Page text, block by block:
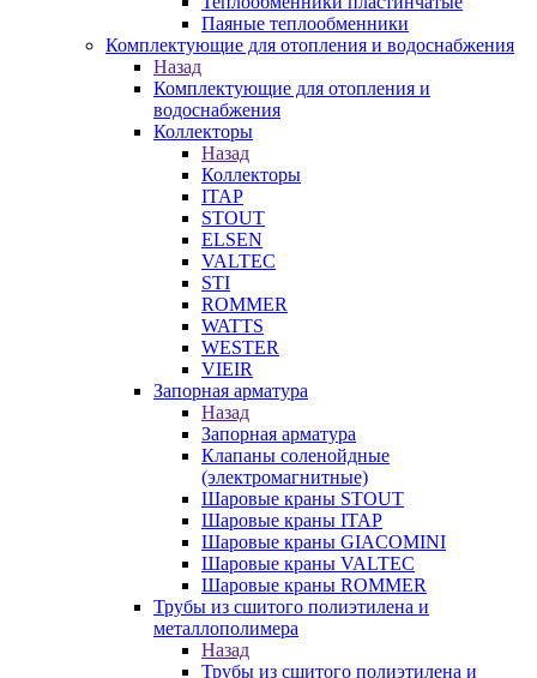
Паяные теплообменники
Комплектующие для отопления и водоснабжения
Назад
Комплектующие для отопления и
водоснабжения
Коллекторы
Назад
Коллекторы
ITAP
STOUT
ELSEN
VALTEC
STI
ROMMER
WATTS
WESTER
VIEIR
Запорная арматура
Назад
Запорная арматура
Клапаны соленойдные
(электромагнитные)
Шаровые краны STOUT
Шаровые краны ITAP
Шаровые краны GIACOMINI
Шаровые краны VALTEC
Шаровые краны ROMMER
Трубы из сшитого полиэтилена и
металлополимера
Назад
Трубы из сшитого полиэтилена и